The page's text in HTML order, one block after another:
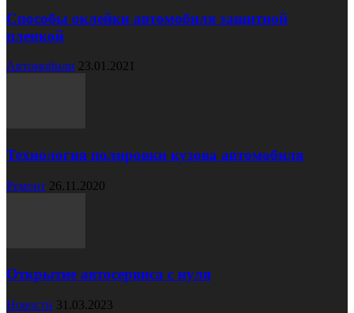
Способы оклейки автомобиля защитной
пленкой
Автомобили 23.01.2021
Технология полировки кузова автомобиля
Ремонт 26.11.2020
Открытие автосервиса с нуля
Новости 31.03.2023